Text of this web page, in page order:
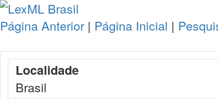
Página Anterior | Página Inicial |
Localidade
Brasil